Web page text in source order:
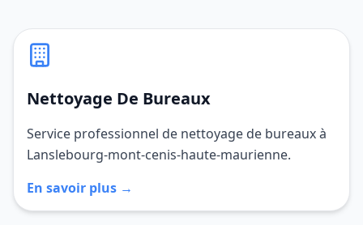
Nettoyage De Bureaux
Service professionnel de nettoyage de bureaux à
Lanslebourg-mont-cenis-haute-maurienne.
En savoir plus →